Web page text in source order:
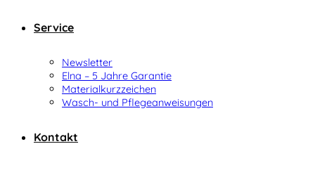
Service
Newsletter
Elna – 5 Jahre Garantie
Materialkurzzeichen
Wasch- und Pflegeanweisungen
Kontakt